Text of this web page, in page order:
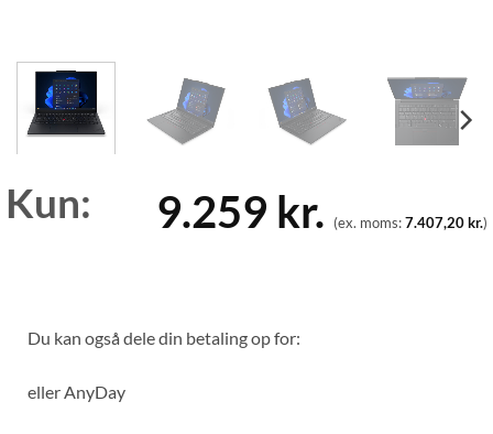
Kun: 9.259 kr. (ex. moms:7.407,20kr.)
Du kan også dele din betaling op for:
ellerAnyDay